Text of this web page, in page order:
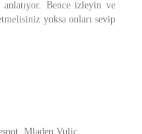
Bence izleyin ve
yoksa onları sevip
Mladen Vulic